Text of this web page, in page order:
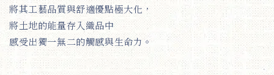
將其工藝品質與舒適優點極大化，
將土地的能量存入織品中
感受出獨一無二的觸感與生命力。